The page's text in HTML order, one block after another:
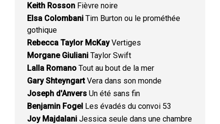
Keith Rosson Fièvre noire
Elsa Colombani Tim Burton ou le prométhée
gothique
Rebecca Taylor McKayVertiges
Morgane Giuliani Taylor Swift
Lalla Romano Tout au bout de la mer
Gary ShteyngartVera dans son monde
Joseph d'Anvers Un été sans fin
Benjamin Fogel Les évadés du convoi 53
Joy Majdalani Jessica seule dans une chambre